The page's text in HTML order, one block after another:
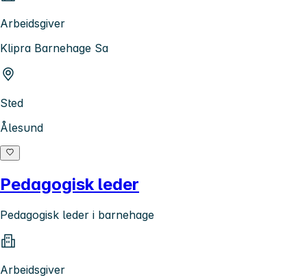
Arbeidsgiver
Klipra Barnehage Sa
Sted
Ålesund
Pedagogisk leder
Pedagogisk leder i barnehage
Arbeidsgiver